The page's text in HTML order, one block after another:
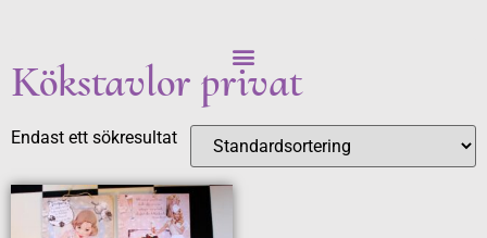
Kökstavlor privat
Endast ett sökresultat